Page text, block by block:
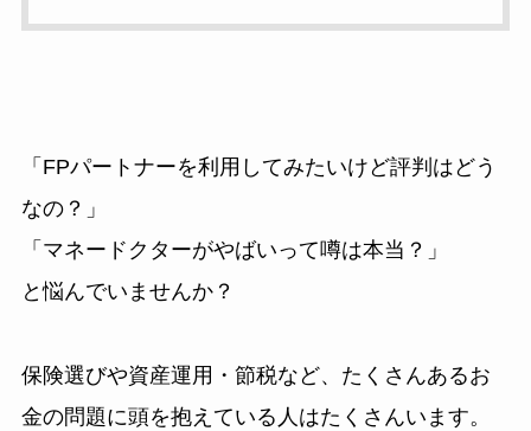
「FPパートナーを利用してみたいけど評判はどう
なの？」
「マネードクターがやばいって噂は本当？」
と悩んでいませんか？
保険選びや資産運用・節税など、たくさんあるお
金の問題に頭を抱えている人はたくさんいます。